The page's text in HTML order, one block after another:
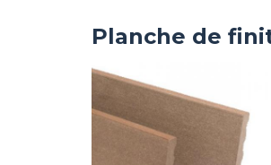
Planche de
Image